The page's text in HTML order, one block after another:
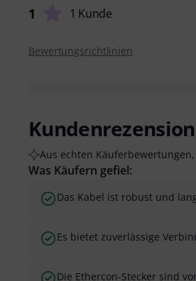
1 1 Kunde
Bewertungsrichtlinien
Aus echten
Was Käufern gefiel:
Das Kabel ist robust und
Es bietet zuverlässige
Die Ethercon-Stecker sind